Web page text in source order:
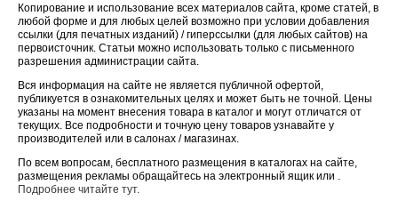
Копирование и использование всех материалов сайта, кроме статей, в
любой форме и для любых целей возможно при условии добавления
ссылки (для печатных изданий) / гиперссылки (для любых сайтов) на
первоисточник. Статьи можно использовать только с письменного
разрешения администрации сайта.
Вся информация на сайте не является публичной офертой,
публикуется в ознакомительных целях и может быть не точной. Цены
указаны на момент внесения товара в каталог и могут отличатся от
текущих. Все подробности и точную цену товаров узнавайте у
производителей или в салонах / магазинах.
По всем вопросам, бесплатного размещения в каталогах на сайте,
размещения рекламы обращайтесь на электронный ящик или .
Подробнее читайте тут.